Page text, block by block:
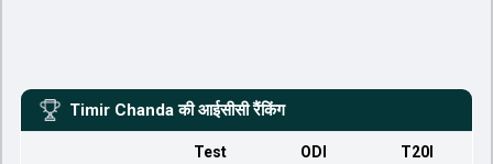
Timir Chanda की आईसीसी रैंकिंग
Test ODI T20I